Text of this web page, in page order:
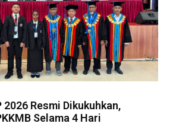
2026 Resmi Dikukuhkan,
Selama 4 Hari